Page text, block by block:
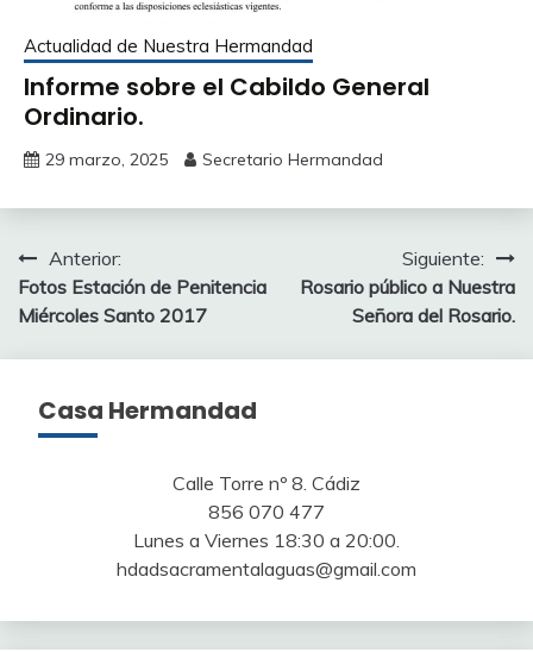
Actualidad de Nuestra Hermandad
Informe sobre el Cabildo General
Ordinario.
29 marzo, 2025 Secretario Hermandad
Navegación
de
entradas
Anterior:
Fotos Estación de Penitencia
Miércoles Santo 2017
Siguiente:
Rosario público a Nuestra
Señora del Rosario.
Casa Hermandad
Calle Torre nº 8. Cádiz
856 070 477
Lunes a Viernes 18:30 a 20:00.
hdadsacramentalaguas@gmail.com